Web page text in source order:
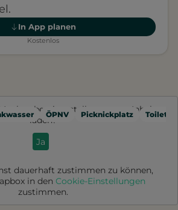
In App planen
Kostenlos
ÖPNV Picknickplatz
bereitgestellte externe Inhalte
laden?
Ja
dauerhaft zustimmen zu können,
in den Cookie-Einstellungen
zustimmen.